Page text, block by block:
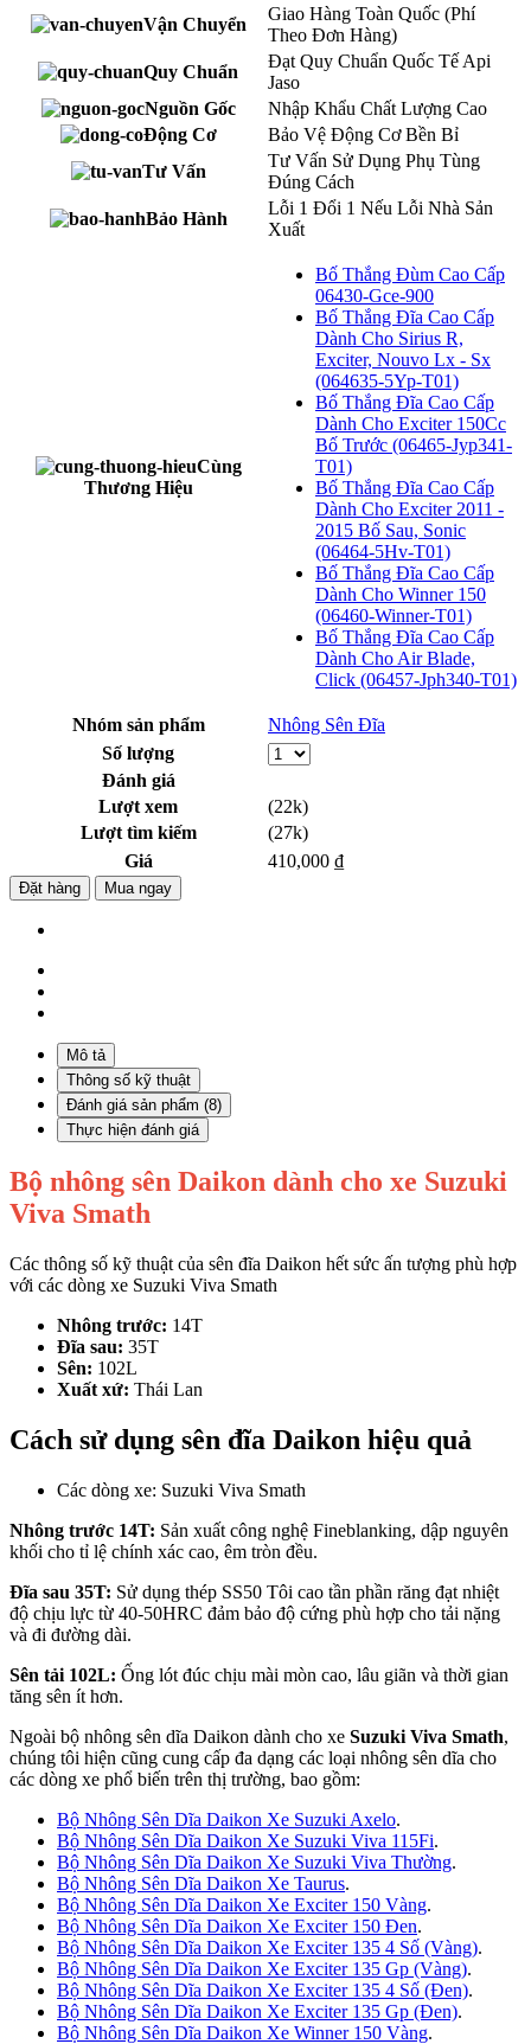
Vận Chuyển
Giao Hàng Toàn Quốc (Phí
Theo Đơn Hàng)
Quy Chuẩn
Đạt Quy Chuẩn Quốc Tế Api
Jaso
Nguồn Gốc
Nhập Khẩu Chất Lượng Cao
Động Cơ
Bảo Vệ Động Cơ Bền Bỉ
Tư Vấn
Tư Vấn Sử Dụng Phụ Tùng
Đúng Cách
Bảo Hành
Lỗi 1 Đổi 1 Nếu Lỗi Nhà Sản
Xuất
Cùng
Thương Hiệu
Bố Thắng Đùm Cao Cấp
06430-Gce-900
Bố Thắng Đĩa Cao Cấp
Dành Cho Sirius R,
Exciter, Nouvo Lx - Sx
(064635-5Yp-T01)
Bố Thắng Đĩa Cao Cấp
Dành Cho Exciter 150Cc
Bố Trước (06465-Jyp341-
T01)
Bố Thắng Đĩa Cao Cấp
Dành Cho Exciter 2011 -
2015 Bố Sau, Sonic
(06464-5Hv-T01)
Bố Thắng Đĩa Cao Cấp
Dành Cho Winner 150
(06460-Winner-T01)
Bố Thắng Đĩa Cao Cấp
Dành Cho Air Blade,
Click (06457-Jph340-T01)
Nhóm sản phẩm
Nhông Sên Đĩa
Số lượng
Đánh giá
Lượt xem
(22k)
Lượt tìm kiếm
(27k)
Giá
410,000 ₫
Đặt hàng Mua ngay
Mô tả
Thông số kỹ thuật
Đánh giá sản phẩm (8)
Thực hiện đánh giá
Bộ nhông sên Daikon dành cho xe Suzuki
Viva Smath
Các thông số kỹ thuật của sên đĩa Daikon hết sức ấn tượng phù hợp
với các dòng xe Suzuki Viva Smath
Nhông trước: 14T
Đĩa sau: 35T
Sên: 102L
Xuất xứ: Thái Lan
Cách sử dụng sên đĩa Daikon hiệu quả
Các dòng xe: Suzuki Viva Smath
Nhông trước 14T: Sản xuất công nghệ Fineblanking, dập nguyên
khối cho tỉ lệ chính xác cao, êm tròn đều.
Đĩa sau 35T: Sử dụng thép SS50 Tôi cao tần phần răng đạt nhiệt
độ chịu lực từ 40-50HRC đảm bảo độ cứng phù hợp cho tải nặng
và đi đường dài.
Sên tải 102L: Ống lót đúc chịu mài mòn cao, lâu giãn và thời gian
tăng sên ít hơn.
Ngoài bộ nhông sên dĩa Daikon dành cho xe Suzuki Viva Smath,
chúng tôi hiện cũng cung cấp đa dạng các loại nhông sên dĩa cho
các dòng xe phổ biến trên thị trường, bao gồm:
Bộ Nhông Sên Dĩa Daikon Xe Suzuki Axelo.
Bộ Nhông Sên Dĩa Daikon Xe Suzuki Viva 115Fi.
Bộ Nhông Sên Dĩa Daikon Xe Suzuki Viva Thường.
Bộ Nhông Sên Dĩa Daikon Xe Taurus.
Bộ Nhông Sên Dĩa Daikon Xe Exciter 150 Vàng.
Bộ Nhông Sên Dĩa Daikon Xe Exciter 150 Đen.
Bộ Nhông Sên Dĩa Daikon Xe Exciter 135 4 Số (Vàng).
Bộ Nhông Sên Dĩa Daikon Xe Exciter 135 Gp (Vàng).
Bộ Nhông Sên Dĩa Daikon Xe Exciter 135 4 Số (Đen).
Bộ Nhông Sên Dĩa Daikon Xe Exciter 135 Gp (Đen).
Bộ Nhông Sên Dĩa Daikon Xe Winner 150 Vàng.